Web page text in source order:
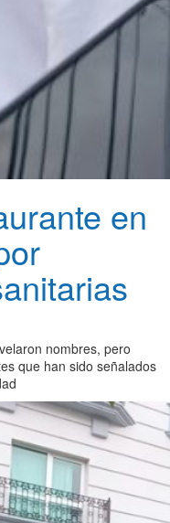
en
nombres, pero
que han sido señalados